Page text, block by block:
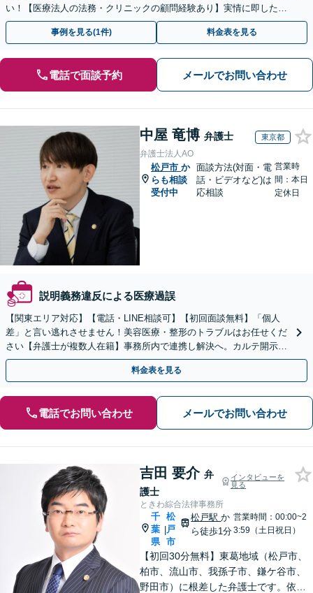
い！【医療法人の法務・クリニックの顧問経験あり】実情に即したア
ドバイスで、納得のできるトラブルの解決を目指します。
事例を見る(1件) 料金表を見る
電話で面談予約 メールでお問い合わせ
中屋 竜博 弁護士 東京都
弁護士法人AO
松戸市 か
らも相談
受付中
面談方法(対面・電
話・ビデオなど)は
応相談
営業時
間：本日
定休日
説明義務違反による医療過誤
【関東エリア対応】【電話・LINE相談可】【初回面談無料】「個人
差」と言い逃れさせません！美容医療・整形のトラブルはお任せくだ
さい【弁護士が複数人在籍】事務所内で連携し解決へ。カルテ開示や
返金・賠償請求をサポートいたします【休日夜間面談可】
料金表を見る
電話でお問い合わせ メールでお問い合わせ
吉田 要介 弁
護士
インタビューを
見る
ときわ綜合法律事務所
千
葉
県
|
松
戸
市
松戸駅か
ら徒歩1分
営業時間：00:00~2
3:59（土日祝日）
【初回30分無料】東葛地域（松戸市、
柏市、流山市、我孫子市、鎌ケ谷市、
野田市）に根差した弁護士です。依頼